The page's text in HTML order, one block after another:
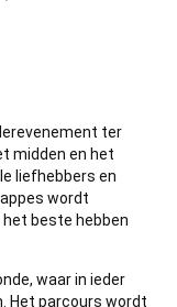
ter
midden en het
liefhebbers en
wordt
beste hebben
waar in ieder
Het parcours wordt